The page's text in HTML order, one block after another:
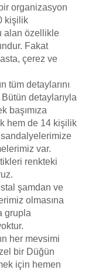
organizasyon
kişilik
alan özellikle
Fakat
çerez ve
tüm detaylarını
detaylarıyla
başımıza
hem de 14 kişilik
sandalyelerimize
var.
renkteki
şamdan ve
olmasına
grupla
her mevsimi
bir Düğün
için hemen